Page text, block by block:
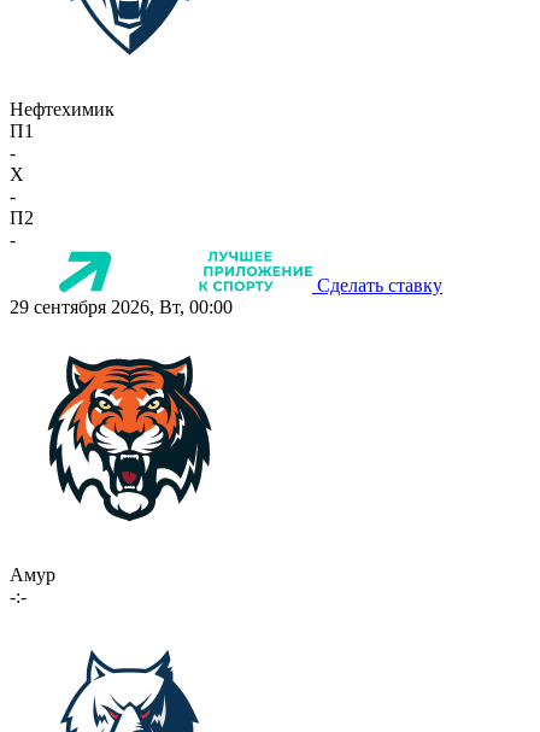
Нефтехимик
П1
-
X
-
П2
-
Сделать ставку
29 сентября 2026, Вт, 00:00
Амур
-:-